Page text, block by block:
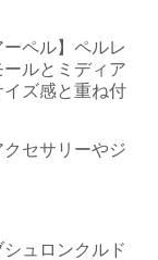
ーペル】ペルレ
ルとミディア
ズ感と重ね付
セサリーやジ
シュロンクルド